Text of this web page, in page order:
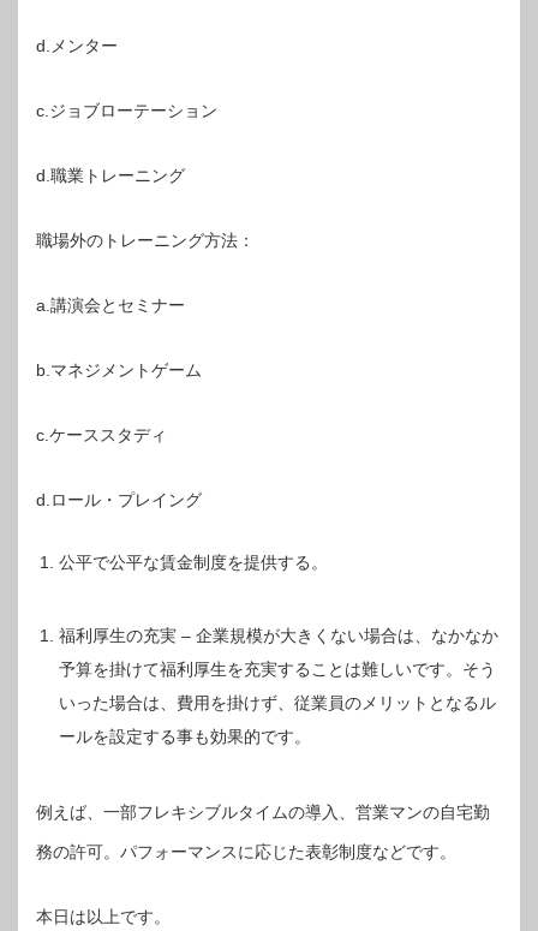
d.メンター
c.ジョブローテーション
d.職業トレーニング
職場外のトレーニング方法：
a.講演会とセミナー
b.マネジメントゲーム
c.ケーススタディ
d.ロール・プレイング
公平で公平な賃金制度を提供する。
福利厚生の充実 – 企業規模が大きくない場合は、なかなか
予算を掛けて福利厚生を充実することは難しいです。そう
いった場合は、費用を掛けず、従業員のメリットとなるル
ールを設定する事も効果的です。
例えば、一部フレキシブルタイムの導入、営業マンの自宅勤
務の許可。パフォーマンスに応じた表彰制度などです。
本日は以上です。